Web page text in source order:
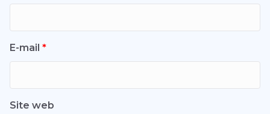
E-mail *
Site web